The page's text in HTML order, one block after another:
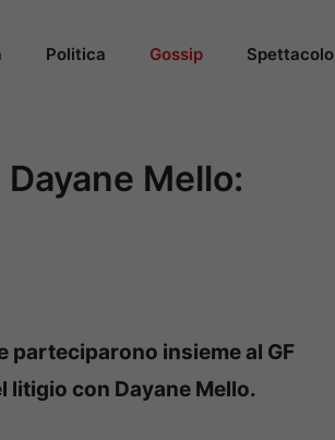
Politica Gossip Spettacolo
Mello:
parteciparono insieme al GF
litigio con Dayane Mello.